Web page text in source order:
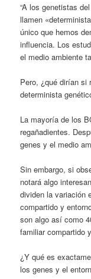
“A los genetistas
llamen
único que hemos
influencia. Los
el medio ambiente
Pero, ¿qué dirían si
determinista
La mayoría de los
regañadientes.
genes y el medio
Sin embargo, si
notará algo
dividen la variación
compartido y
son algo así como
familiar compartido
¿Y qué es
los genes y el